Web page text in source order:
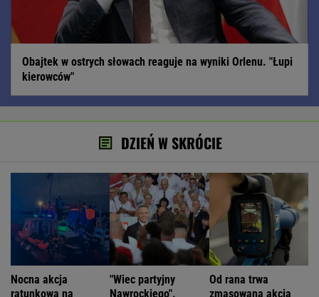
Obajtek w ostrych słowach reaguje na wyniki Orlenu. "Łupi
kierowców"
DZIEŃ W SKRÓCIE
Nocna akcja
ratunkowa na
"Wiec partyjny
Nawrockiego".
Od rana trwa
zmasowana akcja